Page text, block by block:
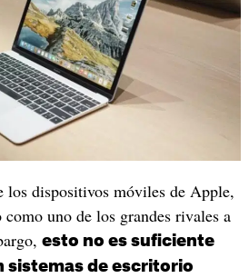
los dispositivos móviles de Apple,
uno de los grandes rivales a
esto no es suficiente
sistemas de escritorio